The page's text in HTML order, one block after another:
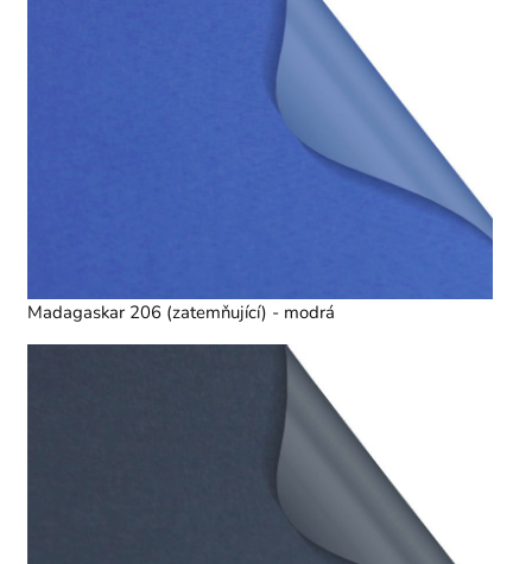
Madagaskar 206 (zatemňující) - modrá